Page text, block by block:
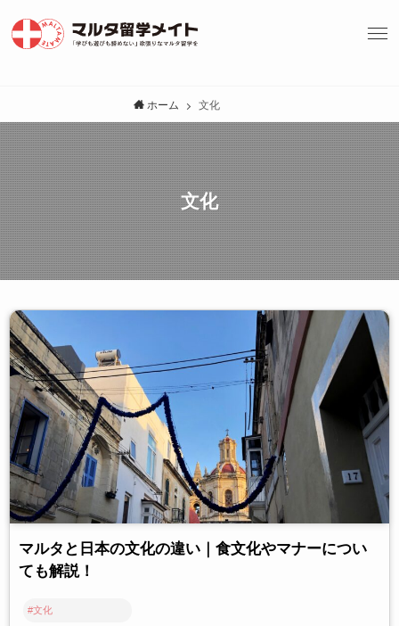
ホーム 文化
文化
マルタと日本の文化の違い｜食文化やマナーについ
ても解説！
#文化